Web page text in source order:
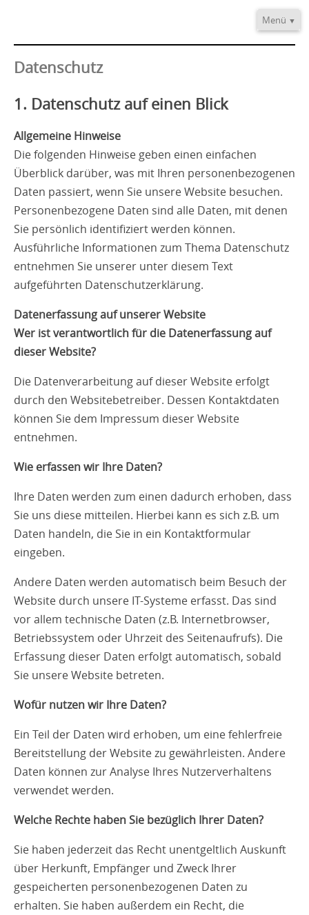
Fortbildung
Kontakt
Menü
Datenschutz
1. Datenschutz auf einen Blick
Allgemeine Hinweise
Die folgenden Hinweise geben einen einfachen
Überblick darüber, was mit Ihren personenbezogenen
Daten passiert, wenn Sie unsere Website besuchen.
Personenbezogene Daten sind alle Daten, mit denen
Sie persönlich identifiziert werden können.
Ausführliche Informationen zum Thema Datenschutz
entnehmen Sie unserer unter diesem Text
aufgeführten Datenschutzerklärung.
Datenerfassung auf unserer Website
Wer ist verantwortlich für die Datenerfassung auf
dieser Website?
Die Datenverarbeitung auf dieser Website erfolgt
durch den Websitebetreiber. Dessen Kontaktdaten
können Sie dem Impressum dieser Website
entnehmen.
Wie erfassen wir Ihre Daten?
Ihre Daten werden zum einen dadurch erhoben, dass
Sie uns diese mitteilen. Hierbei kann es sich z.B. um
Daten handeln, die Sie in ein Kontaktformular
eingeben.
Andere Daten werden automatisch beim Besuch der
Website durch unsere IT-Systeme erfasst. Das sind
vor allem technische Daten (z.B. Internetbrowser,
Betriebssystem oder Uhrzeit des Seitenaufrufs). Die
Erfassung dieser Daten erfolgt automatisch, sobald
Sie unsere Website betreten.
Wofür nutzen wir Ihre Daten?
Ein Teil der Daten wird erhoben, um eine fehlerfreie
Bereitstellung der Website zu gewährleisten. Andere
Daten können zur Analyse Ihres Nutzerverhaltens
verwendet werden.
Welche Rechte haben Sie bezüglich Ihrer Daten?
Sie haben jederzeit das Recht unentgeltlich Auskunft
über Herkunft, Empfänger und Zweck Ihrer
gespeicherten personenbezogenen Daten zu
erhalten. Sie haben außerdem ein Recht, die